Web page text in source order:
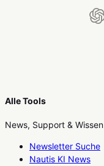
Alle Tools
News, Support & Wissen
Newsletter Suche
Nautis KI News